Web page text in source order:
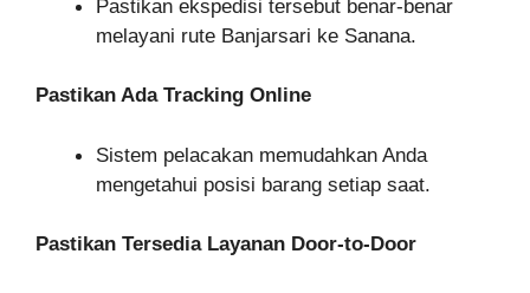
Pastikan ekspedisi tersebut benar-benar
melayani rute Banjarsari ke Sanana.
Pastikan Ada Tracking Online
Sistem pelacakan memudahkan Anda
mengetahui posisi barang setiap saat.
Pastikan Tersedia Layanan Door-to-Door